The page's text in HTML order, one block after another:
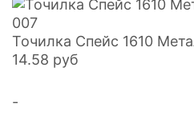
Точилка Спейс 1610
14.58 руб
-